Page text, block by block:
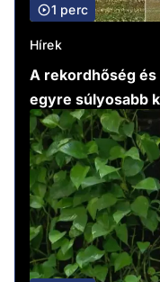
1 perc
Hírek
A rekordhőség
egyre súlyosabb